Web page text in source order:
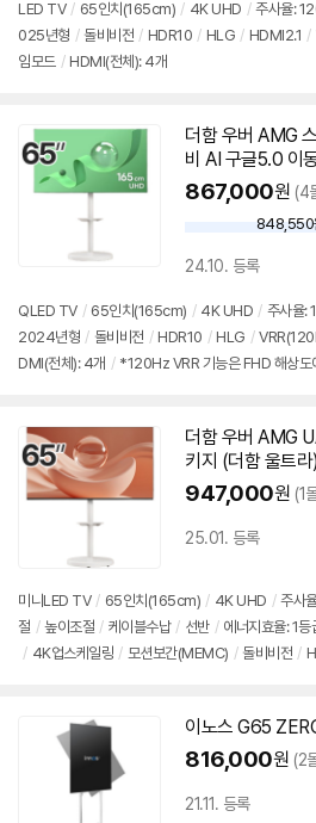
LED TV / 65인치 (165cm) / 4K UHD / 주사율:
025년형 / 돌비비전 / HDR10 / HLG / HDMI2.1 /
임모드 / HDMI(전체): 4개
더함 우버 AMG
비 AI 구글5.0 이
867,000원 (4
할
가
848,550
24.10. 등록
QLED TV / 65인치 (165cm) / 4K UHD / 주사율:
2024년형 / 돌비비전 / HDR10 / HLG /
DMI(전체): 4개 / *120Hz VRR 기능은 FHD 해상도
더함 우버 AMG
키지 (더함 울트라)
947,000원 (1
25.01. 등록
미니LED TV / 65인치 (165cm) / 4K UHD / 주사
절 / 높이조절 / 케이블수납 / 선반 / 에너지효율: 1등
/ 4K업스케일링 / 모션보간(MEMC) / 돌비비전 /
이노스 G65
816,000원 (2
21.11. 등록